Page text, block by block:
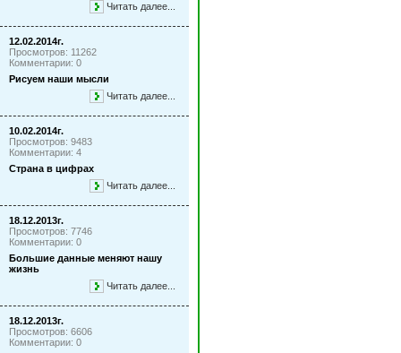
Читать далее...
12.02.2014г.
Просмотров: 11262
Комментарии: 0
Рисуем наши мысли
Читать далее...
10.02.2014г.
Просмотров: 9483
Комментарии: 4
Страна в цифрах
Читать далее...
18.12.2013г.
Просмотров: 7746
Комментарии: 0
Большие данные меняют нашу
жизнь
Читать далее...
18.12.2013г.
Просмотров: 6606
Комментарии: 0